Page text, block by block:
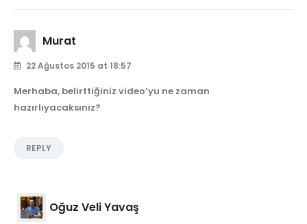
Murat
22 Ağustos 2015 at 18:57
Merhaba, belirttiğiniz video’yu ne zaman
hazırlıyacaksınız?
REPLY
Oğuz Veli Yavaş